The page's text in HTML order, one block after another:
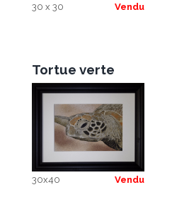
30 x 30 Vendu
Tortue verte
30x40 Vendu